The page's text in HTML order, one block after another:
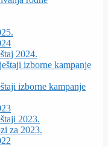
2024.
izborne kampanje
izborne kampanje
2023.
za 2023.